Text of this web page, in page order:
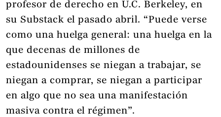
profesor de derecho en U.C. Berkeley, en
su Substack el pasado abril. “Puede verse
como una huelga general: una huelga en la
que decenas de millones de
estadounidenses se niegan a trabajar, se
niegan a comprar, se niegan a participar
en algo que no sea una manifestación
masiva contra el régimen”.